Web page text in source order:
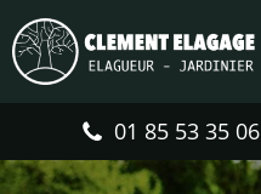
01 85 53 35 06